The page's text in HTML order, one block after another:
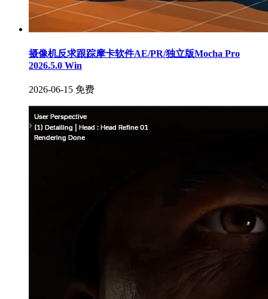
摄像机反求跟踪摩卡软件AE/PR/独立版Mocha Pro
2026.5.0 Win
2026-06-15 免费